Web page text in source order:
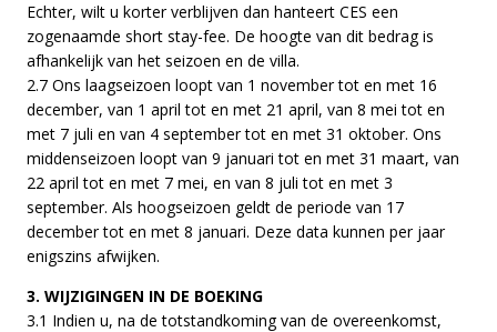
Echter, wilt u korter verblijven dan hanteert CES een
zogenaamde short stay-fee. De hoogte van dit bedrag is
afhankelijk van het seizoen en de villa.
2.7 Ons laagseizoen loopt van 1 november tot en met 16
december, van 1 april tot en met 21 april, van 8 mei tot en
met 7 juli en van 4 september tot en met 31 oktober. Ons
middenseizoen loopt van 9 januari tot en met 31 maart, van
22 april tot en met 7 mei, en van 8 juli tot en met 3
september. Als hoogseizoen geldt de periode van 17
december tot en met 8 januari. Deze data kunnen per jaar
enigszins afwijken.
3. WIJZIGINGEN IN DE BOEKING
3.1 Indien u, na de totstandkoming van de overeenkomst,